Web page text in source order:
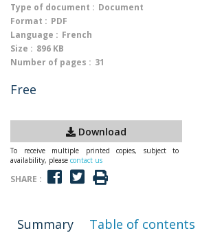
Type of document : Document
Format : PDF
Language : French
Size : 896 KB
Number of pages : 31
Free
Download
To receive multiple printed copies, subject to
availability, please contact us
SHARE :
Summary Table of contents